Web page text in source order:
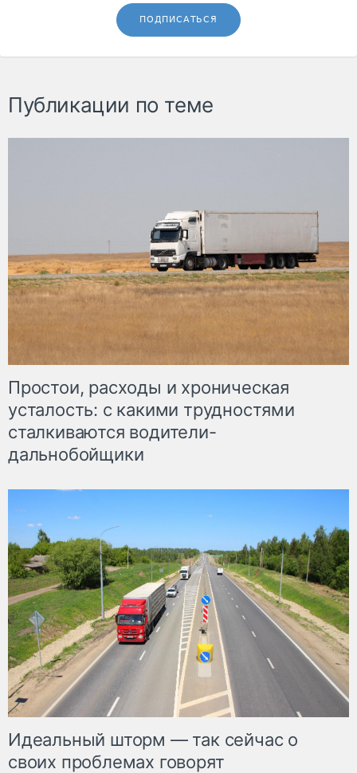
ПОДПИСАТЬСЯ
Публикации по теме
Простои, расходы и хроническая
усталость: с какими трудностями
сталкиваются водители-
дальнобойщики
Идеальный шторм — так сейчас о
своих проблемах говорят